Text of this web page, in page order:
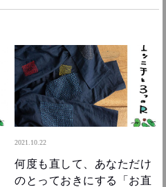
2021.10.22
何度も直して、あなただけ
のとっておきにする「お直